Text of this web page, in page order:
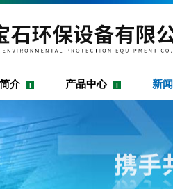
介 产品中心 新